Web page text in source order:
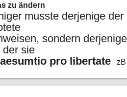
zu ändern
musste derjenige der
sondern
der sie
pro libertate
in